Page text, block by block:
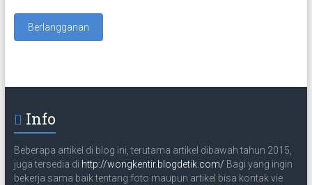
a
i
l
Info
Beberapa artikel di blog ini, terutama artikel dibawah tahun 2015,
juga tersedia di http://wongkentir.blogdetik.com/ Bagi yang ingin
bekerja sama baik tentang foto maupun artikel bisa kontak vie